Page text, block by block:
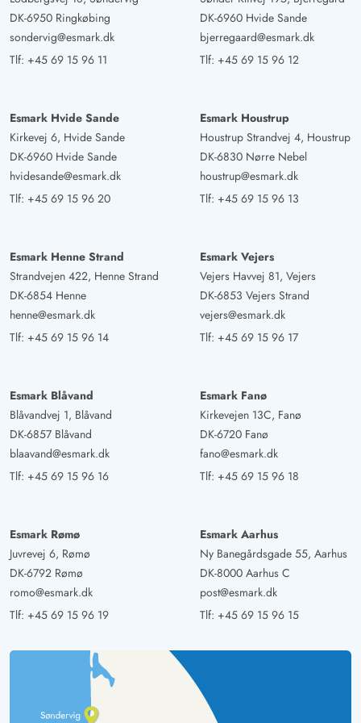
Stefan Krause
4 ud af 5
4 ud af 5
4 out of 501/12/2024
Flot udstyret hus med mindre svagheder. Sauna kold om
vinteren. Ellers meget hyggeligt indrettet og kærligt
dekoreret. Chromecast blev ikke fundet, streaming-apps
på TV ville være dejlige. Meget veludstyret køkken.
Deutschland
AI Oversat (Se oprindelig)
5 ud af 5
5 out of 5
Dejligt sommerhus med fuld udstyr. Vi følte os straks
velkomne.
Elke Schmidt
Deutschland
AI Oversat (Se oprindelig)
5 ud af 5
5 out of 5
Det var for os det mest perfekte sommerhus, vi
nogensinde har haft. Vi har allerede været i dette hus
Marco Steffes
Deutschland
5 ud af 5
5 ud af 5
5 out of 515/09/2024
indrettet med mange små detaljer. Udstyret lader intet
tilbage at ønske, uanset om det er til to- eller firbenede.
Køkkenet er fyldt med alt, hvad man har brug for, en
kurv med tæpper til den kolde årstid og terrassevarmere
DK-6950 Ringkøbing
sondervig@esmark.dk
Tlf: +45 69 15 96 11
DK-6960 Hvide Sande
bjerregaard@esmark.dk
Tlf: +45 69 15 96 12
Esmark Hvide Sande
Kirkevej 6, Hvide Sande
DK-6960 Hvide Sande
hvidesande@esmark.dk
Tlf: +45 69 15 96 20
Esmark Houstrup
Houstrup Strandvej 4, Houstrup
DK-6830 Nørre Nebel
houstrup@esmark.dk
Tlf: +45 69 15 96 13
Esmark Henne Strand
Strandvejen 422, Henne Strand
DK-6854 Henne
henne@esmark.dk
Tlf: +45 69 15 96 14
Esmark Vejers
Vejers Havvej 81, Vejers
DK-6853 Vejers Strand
vejers@esmark.dk
Tlf: +45 69 15 96 17
Esmark Blåvand
Blåvandvej 1, Blåvand
DK-6857 Blåvand
blaavand@esmark.dk
Tlf: +45 69 15 96 16
Esmark Fanø
Kirkevejen 13C, Fanø
DK-6720 Fanø
fano@esmark.dk
Tlf: +45 69 15 96 18
Esmark Rømø
Juvrevej 6, Rømø
DK-6792 Rømø
romo@esmark.dk
Tlf: +45 69 15 96 19
Esmark Aarhus
Ny Banegårdsgade 55, Aarhus
DK-8000 Aarhus C
post@esmark.dk
Tlf: +45 69 15 96 15